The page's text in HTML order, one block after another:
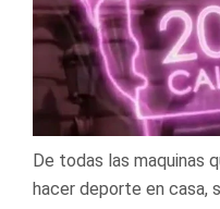
De todas las maquinas
hacer deporte en casa,